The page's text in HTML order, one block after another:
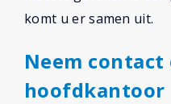
komt u er samen uit.
Neem
hoofdkantoor